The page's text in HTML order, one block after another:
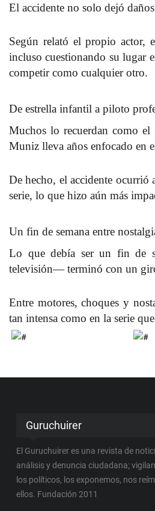
El accidente no solo dejó
Según relató el propio actor,
incluso cuestionando su lugar
competir como cualquier otro.
De estrella infantil a piloto
Muchos lo recuerdan como
Muniz lleva años enfocado en
De hecho, el accidente ocurrió
serie, lo que hizo aún más
Un fin de semana entre
Lo que debía ser un fin de
televisión— terminó con un
Entre motores, choques y
tan intensa como en la serie
Guruchuirer
El Guruchuirer es una revista de
análisis y denuncia ciudadana;
los políticos, los exponemos, nos
ellos. Fundación 2011